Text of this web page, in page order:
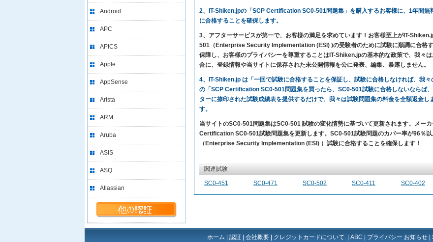
Android
APC
APICS
Apple
AppSense
Arista
ARM
Aruba
ASIS
ASQ
Atlassian
2、IT-Shiken.jpの「SCP Certification SC0-501問題集」を購入するお客様に、1年間無
に合格することを確保します。
3、アフターサービスが第一で、お客様の満足を求めています！お客様至上がIT-
501（Enterprise Security Implementation (ESI) )の受験者のために試験に順調に合格
保障し、お客様のプライバシーを尊重することはIT-Shiken.jpの基本的な政策で、我々
合に、登録情報や当サイトに保存された未公開情報を公に発表、編集、暴露しません。
4、IT-Shiken.jp は「一回で試験に合格することを保証し、試験に合格しなければ、我
の「SCP Certification SC0-501問題集を買ったら、SC0-501試験に合格しないならば
ターに捺印された試験成績表を提供するだけで、我々は試験問題集の料金を全額返金
す。
当サイトのSC0-501問題集はSC0-501 試験の変化情勢に基づいて更新されます。メー
Certification SC0-501試験問題集を更新します。SC0-501試験問題のカバー率が96％
（Enterprise Security Implementation (ESI) ）試験に合格することを確保します！
関連試験
SC0-451 SC0-471 SC0-502 SC0-411 SC0-402
ホーム 認証 会社概要 クレジットカードについて ABC プライバシー お知らせ